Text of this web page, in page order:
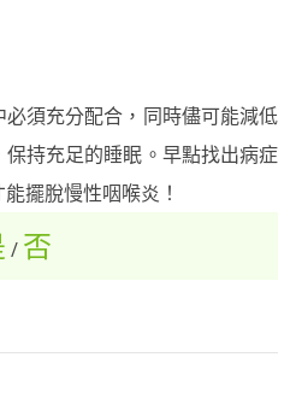
須充分配合，同時儘可能減低
持充足的睡眠。早點找出病症
擺脫慢性咽喉炎！
/ 否